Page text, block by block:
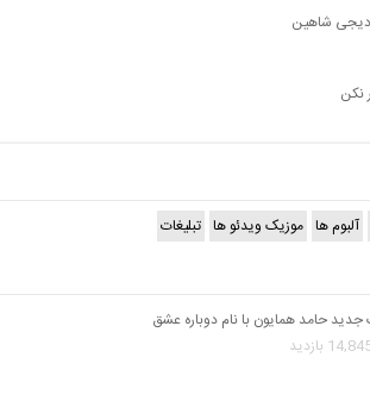
دیجی شاهین
نکن
آلبوم ها موزیک ویدئو ها تبلیغات
جدید حامد همایون با نام دوباره عشق